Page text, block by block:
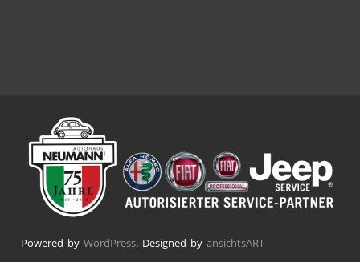
Powered by WordPress. Designed by ansichtsART